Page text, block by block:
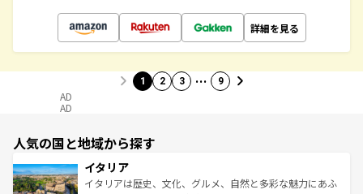
詳細を見る
1 2 3 … 9
AD
AD
人気の国と地域から探す
イタリア
イタリアは歴史、文化、グルメ、自然と多彩な魅力にあふ